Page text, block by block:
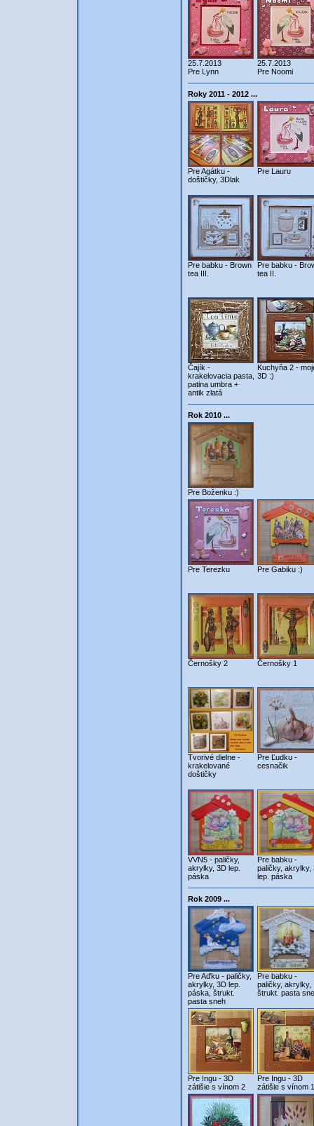
25.7.2013
Pre Lynn
25.7.2013
Pre Noomi
Roky 2011 - 2012 ...
Pre Agátku -
doštičky, 3Dlak
Pre Lauru
Pre babku - Brown
tea III.
Pre babku -
tea II.
Čajík -
krakelovacia pasta,
patina umbra +
antik zlatá
Kuchyňa 2 -
3D :)
Rok 2010 ...
Pre Boženku :)
Pre Terezku Pre Gabiku :)
Černošky 2 Černošky 1
Tvorivé dielne -
krakelované
doštičky
Pre Ľudku -
cesnačik
VVN5 - paličky,
akrylky, 3D lep.
páska
Pre babku -
paličky, akrylky,
lep. páska
Rok 2009 ...
Pre Aďku - paličky,
akrylky, 3D lep.
páska, štrukt.
pasta sneh
Pre babku -
paličky, akrylky,
štrukt. pasta
Pre Ingu - 3D
zátišie s vínom 2
Pre Ingu - 3D
zátišie s vínom 1